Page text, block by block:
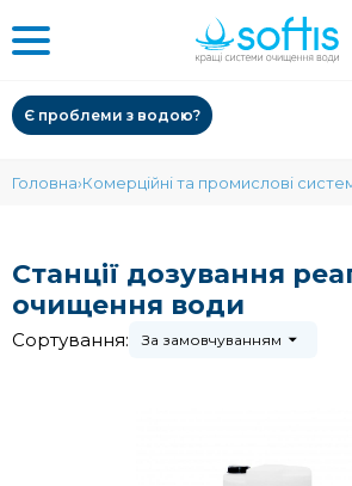
Є проблеми з водою?
Головна Комерційні та промислові
Станції дозування
очищення води
Сортування: За замовчуванням